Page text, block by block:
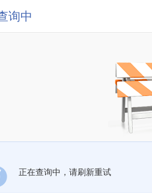
询中
正在查询中，请刷新重试